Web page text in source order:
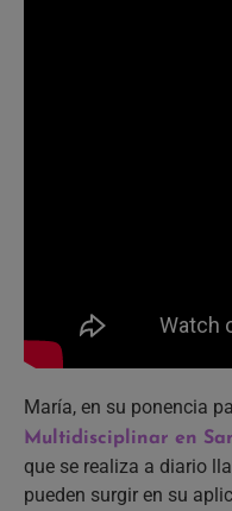
María, en su ponencia
Multidisciplinar en
que se realiza a diario
pueden surgir en su